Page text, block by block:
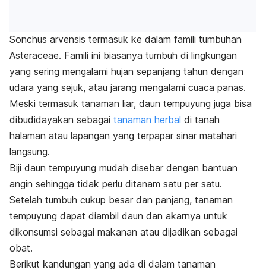
Sonchus arvensis termasuk ke dalam famili tumbuhan
Asteraceae. Famili ini biasanya tumbuh di lingkungan
yang sering mengalami hujan sepanjang tahun dengan
udara yang sejuk, atau jarang mengalami cuaca panas.
Meski termasuk tanaman liar, daun tempuyung juga bisa
dibudidayakan sebagai tanaman herbal di tanah
halaman atau lapangan yang terpapar sinar matahari
langsung.
Biji daun tempuyung mudah disebar dengan bantuan
angin sehingga tidak perlu ditanam satu per satu.
Setelah tumbuh cukup besar dan panjang, tanaman
tempuyung dapat diambil daun dan akarnya untuk
dikonsumsi sebagai makanan atau dijadikan sebagai
obat.
Berikut kandungan yang ada di dalam tanaman